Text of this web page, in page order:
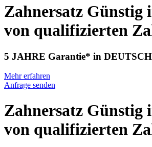
Zahn­ersatz Günstig
von quali­fi­zier­ten
5 JAHRE Garantie* in
Mehr erfahren
Anfrage senden
Zahn­ersatz Günstig
von qualifizierten